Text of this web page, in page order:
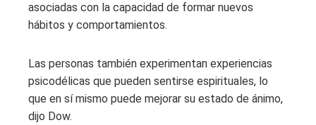
asociadas con la capacidad de formar nuevos
hábitos y comportamientos.
Las personas también experimentan experiencias
psicodélicas que pueden sentirse espirituales, lo
que en sí mismo puede mejorar su estado de ánimo,
dijo Dow.